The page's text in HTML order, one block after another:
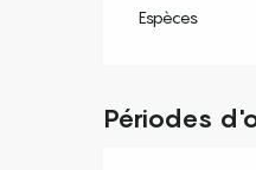
Espèces
Périodes